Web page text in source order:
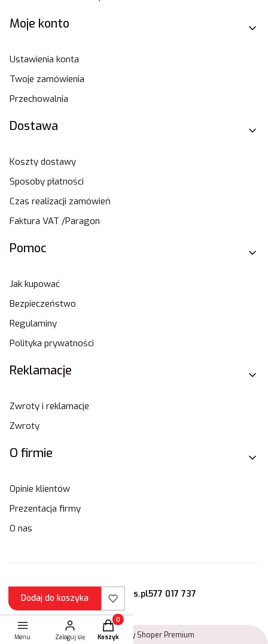
Moje konto
Ustawienia konta
Twoje zamówienia
Przechowalnia
Dostawa
Koszty dostawy
Sposoby płatności
Czas realizacji zamówień
Faktura VAT /Paragon
Pomoc
Jak kupować
Bezpieczeństwo
Regulaminy
Polityka prywatności
Reklamacje
Zwroty i reklamacje
Zwroty
O firmie
Opinie klientów
Prezentacja firmy
O nas
sklep@stamats.pl577 017 737
Sklep internetowyShoper Premium
Dodaj do koszyka
Menu Zaloguj się
Produkty w koszyku: 0. Zobacz szczegóły
Koszyk